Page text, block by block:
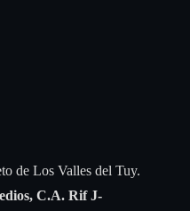
de Los Valles del Tuy.
C.A. Rif J-